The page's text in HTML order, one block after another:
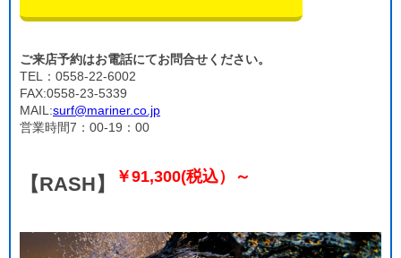
ご来店予約はお電話にてお問合せください。
TEL：0558-22-6002
FAX:0558-23-5339
MAIL:surf@mariner.co.jp
営業時間7：00-19：00
【RASH】 ￥91,300(税込）～